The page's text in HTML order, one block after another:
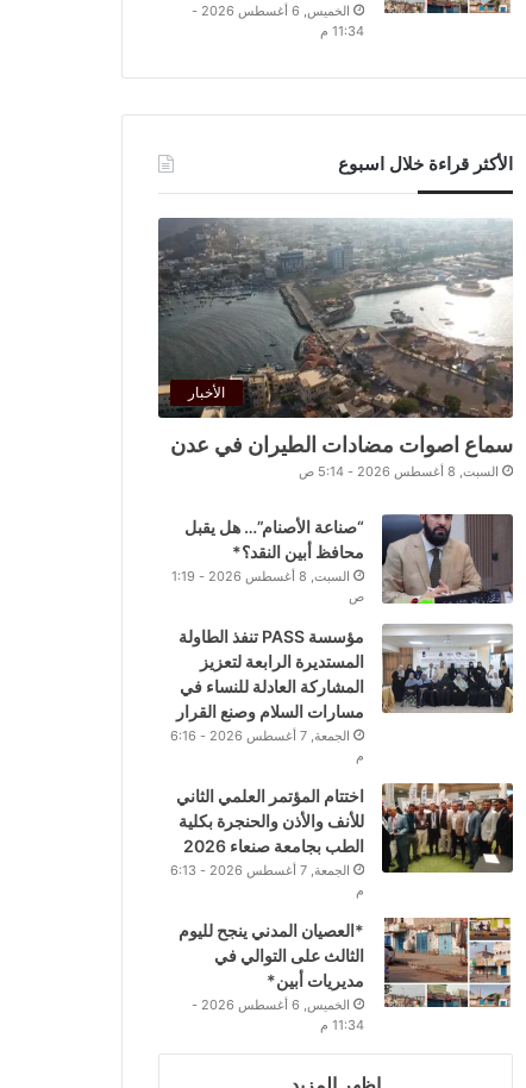
الخميس, 6 أغسطس 2026 -
11:34 م
الأكثر قراءة خلال اسبوع
الأخبار
سماع اصوات مضادات الطيران في عدن
السبت, 8 أغسطس 2026 - 5:14 ص
“صناعة الأصنام”… هل يقبل
محافظ أبين النقد؟*
السبت, 8 أغسطس 2026 - 1:19
ص
مؤسسة PASS تنفذ الطاولة
المستديرة الرابعة لتعزيز
المشاركة العادلة للنساء في
مسارات السلام وصنع القرار
الجمعة, 7 أغسطس 2026 - 6:16
م
اختتام المؤتمر العلمي الثاني
للأنف والأذن والحنجرة بكلية
الطب بجامعة صنعاء 2026
الجمعة, 7 أغسطس 2026 - 6:13
م
*العصيان المدني ينجح لليوم
الثالث على التوالي في
مديريات أبين*
الخميس, 6 أغسطس 2026 -
11:34 م